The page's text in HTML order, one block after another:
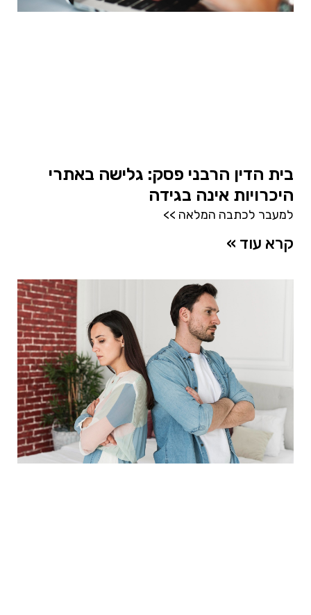
בית הדין הרבני פסק: גלישה באתרי
היכרויות אינה בגידה
למעבר לכתבה המלאה >>
קרא עוד »